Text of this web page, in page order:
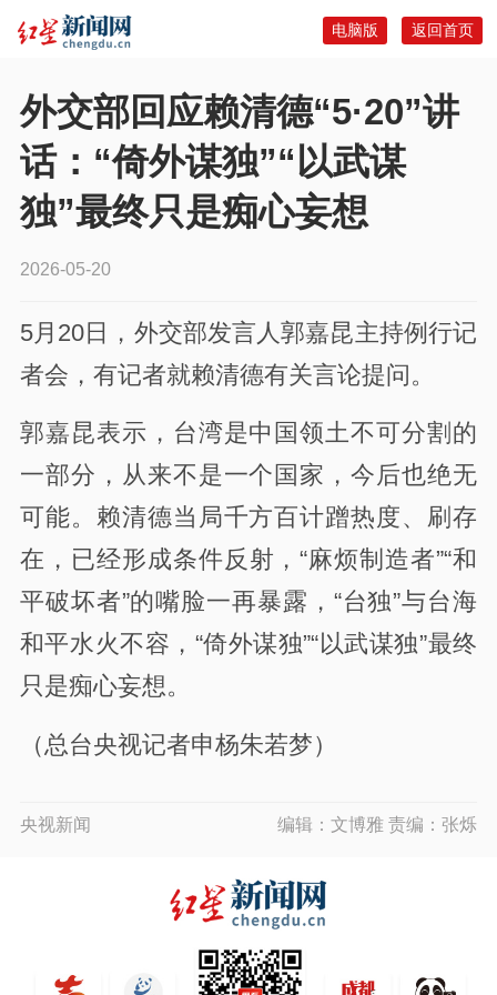
返回首页
电脑版
外交部回应赖清德“5·20”讲
话：“倚外谋独”“以武谋
独”最终只是痴心妄想
2026-05-20
5月20日，外交部发言人郭嘉昆主持例行记
者会，有记者就赖清德有关言论提问。
郭嘉昆表示，台湾是中国领土不可分割的
一部分，从来不是一个国家，今后也绝无
可能。赖清德当局千方百计蹭热度、刷存
在，已经形成条件反射，“麻烦制造者”“和
平破坏者”的嘴脸一再暴露，“台独”与台海
和平水火不容，“倚外谋独”“以武谋独”最终
只是痴心妄想。
（总台央视记者申杨朱若梦）
央视新闻 编辑：文博雅 责编：张烁